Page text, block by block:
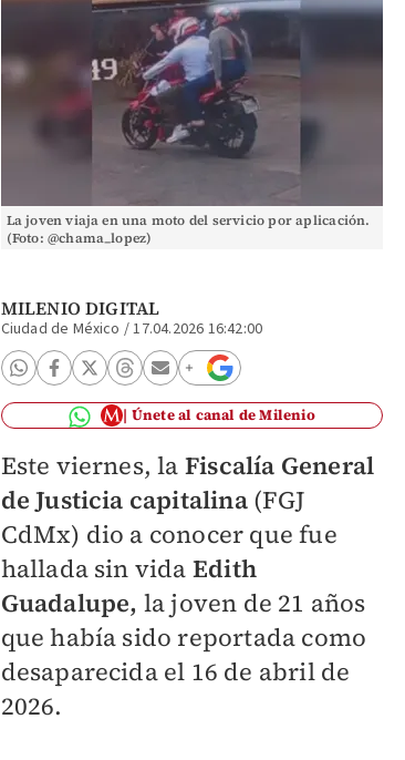
La joven viaja en una moto del servicio por aplicación.
(Foto: @chama_lopez)
MILENIO DIGITAL
Ciudad de México /17.04.2026 16:42:00
Únete al canal de Milenio
Este viernes, la Fiscalía General
de Justicia capitalina(FGJ
CdMx) dio a conocer que fue
hallada sin vida Edith
Guadalupe, la joven de 21 años
que había sido reportada como
desaparecida el 16 de abril de
2026.